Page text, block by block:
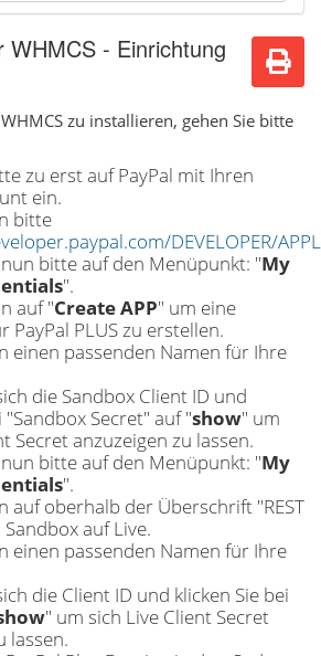
WHMCS - Einrichtung
zu installieren, gehen Sie bitte
zu erst auf PayPal mit Ihren
ein.
bitte
DEVELOPER/
bitte auf den Menüpunkt: "My
".
auf "Create APP" um eine
PayPal PLUS zu erstellen.
einen passenden Namen für Ihre
die Sandbox Client ID und
"Sandbox Secret" auf "show" um
Secret anzuzeigen zu lassen.
bitte auf den Menüpunkt: "My
".
auf oberhalb der Überschrift "REST
auf Live.
einen passenden Namen für Ihre
die Client ID und klicken Sie bei
" um sich Live Client Secret
lassen.